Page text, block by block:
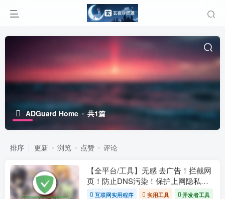
ADGuard Home 共1篇
排序 更新 浏览 点赞 评论
【全平台/工具】无感 去广告！拦截网
页！防止DNS污染！保护上网隐私！
ADGuard Home Docker版本
互联网实用程序 实用工具 开发者工具